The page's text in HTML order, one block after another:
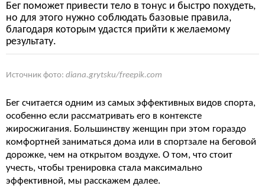
Бег поможет привести тело в тонус и быстро похудеть,
но для этого нужно соблюдать базовые правила,
благодаря которым удастся прийти к желаемому
результату.
Источник фото: diana.grytsku/freepik.com
Бег считается одним из самых эффективных видов спорта,
особенно если рассматривать его в контексте
жиросжигания. Большинству женщин при этом гораздо
комфортней заниматься дома или в спортзале на беговой
дорожке, чем на открытом воздухе. О том, что стоит
учесть, чтобы тренировка стала максимально
эффективной, мы расскажем далее.